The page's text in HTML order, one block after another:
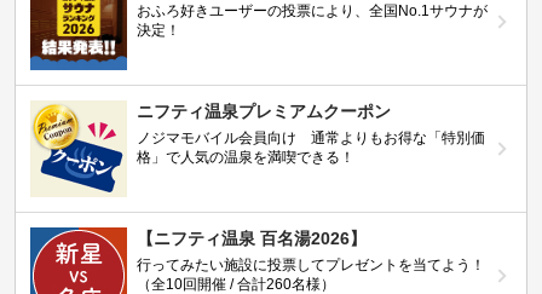
おふろ好きユーザーの投票により、全国No.1サウナが
決定！
ニフティ温泉プレミアムクーポン
ノジマモバイル会員向け 通常よりもお得な「特別価
格」で人気の温泉を満喫できる！
【ニフティ温泉 百名湯2026】
行ってみたい施設に投票してプレゼントを当てよう！
（全10回開催 / 合計260名様）